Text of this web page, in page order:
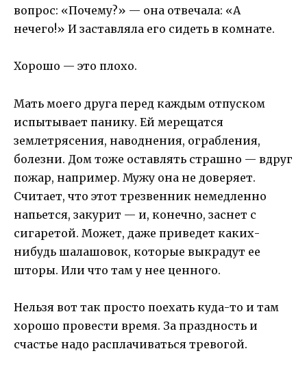
вопрос: «Почему?» — она отвечала: «А
нечего!» И заставляла его сидеть в комнате.
Хорошо — это плохо.
Мать моего друга перед каждым отпуском
испытывает панику. Ей мерещатся
землетрясения, наводнения, ограбления,
болезни. Дом тоже оставлять страшно — вдруг
пожар, например. Мужу она не доверяет.
Считает, что этот трезвенник немедленно
напьется, закурит — и, конечно, заснет с
сигаретой. Может, даже приведет каких-
нибудь шалашовок, которые выкрадут ее
шторы. Или что там у нее ценного.
Нельзя вот так просто поехать куда-то и там
хорошо провести время. За праздность и
счастье надо расплачиваться тревогой.